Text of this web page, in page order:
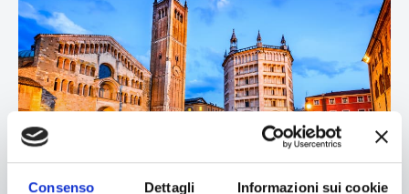
Consenso Dettagli Informazioni sui cookie